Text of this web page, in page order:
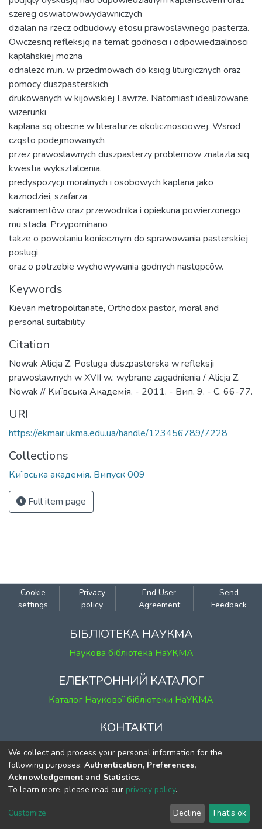
szereg oswiatowowydawniczych
dzialan na rzecz odbudowy etosu prawoslawnego pasterza.
Öwczesnq refleksjq na temat godnosci i odpowiedzialnosci
kaplahskiej mozna
odnalezc m.in. w przedmowach do ksiqg liturgicznych oraz
pomocy duszpasterskich
drukowanych w kijowskiej Lawrze. Natomiast idealizowane
wizerunki
kaplana sq obecne w literaturze okolicznosciowej. Wsröd
czqsto podejmowanych
przez prawoslawnych duszpasterzy problemöw znalazla siq
kwestia wyksztalcenia,
predyspozycji moralnych i osobowych kaplana jako
kaznodziei, szafarza
sakramentöw oraz przewodnika i opiekuna powierzonego
mu stada. Przypominano
takze o powolaniu koniecznym do sprawowania pasterskiej
poslugi
oraz o potrzebie wychowywania godnych nastqpcöw.
Keywords
Kievan metropolitanate, Orthodox pastor, moral and
personal suitability
Citation
Nowak Alicja Z. Posluga duszpasterska w refleksji
prawoslawnych w XVII w.: wybrane zagadnienia / Alicja Z.
Nowak // Київська Академія. - 2011. - Вип. 9. - С. 66-77.
URI
https://ekmair.ukma.edu.ua/handle/123456789/7228
Collections
Київська академія. Випуск 009
Full item page
Cookie
settings
Privacy
policy
End User
Agreement
Send
Feedback
БІБЛІОТЕКА НАУКМА
Наукова бібліотека НаУКМА
ЕЛЕКТРОННИЙ КАТАЛОГ
Каталог Наукової бібліотеки НаУКМА
КОНТАКТИ
м. Київ, вул. Григорія Сковороди, 2
к. 1, к. 120
тел. (044) 463-69-31
ekmair@ukma.edu.ua
We collect and process your personal information for the
following purposes: Authentication, Preferences,
Acknowledgement and Statistics.
To learn more, please read our privacy policy.
Customize Decline That's ok